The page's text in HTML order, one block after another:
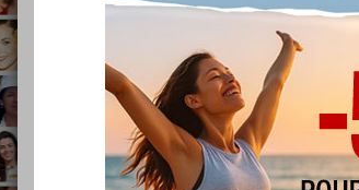
Les meilleures solutions pour